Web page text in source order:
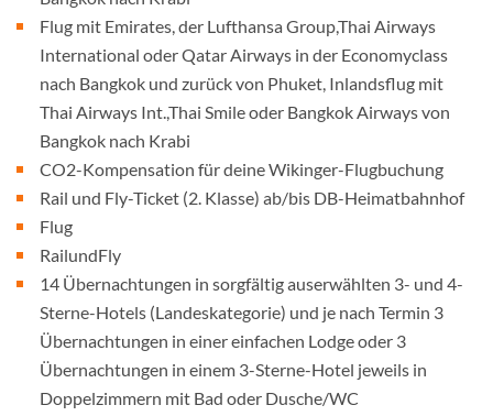
Flug mit Emirates, der Lufthansa Group,Thai Airways
International oder Qatar Airways in der Economyclass
nach Bangkok und zurück von Phuket, Inlandsflug mit
Thai Airways Int.,Thai Smile oder Bangkok Airways von
Bangkok nach Krabi
CO2-Kompensation für deine Wikinger-Flugbuchung
Rail und Fly-Ticket (2. Klasse) ab/bis DB-Heimatbahnhof
Flug
RailundFly
14 Übernachtungen in sorgfältig auserwählten 3- und 4-
Sterne-Hotels (Landeskategorie) und je nach Termin 3
Übernachtungen in einer einfachen Lodge oder 3
Übernachtungen in einem 3-Sterne-Hotel jeweils in
Doppelzimmern mit Bad oder Dusche/WC